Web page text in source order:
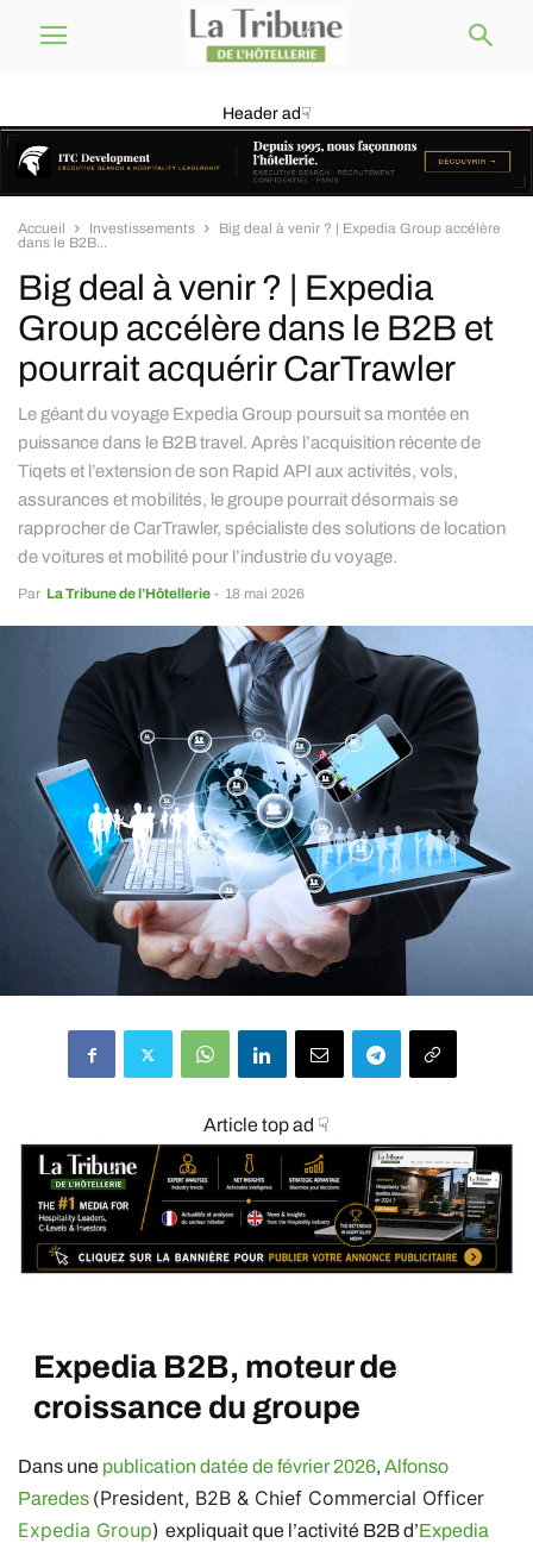
Header ad☟
Accueil Investissements
Big deal à venir ? | Expedia Group accélère
dans le B2B...
Big deal à venir ? | Expedia
Group accélère dans le B2B et
pourrait acquérir CarTrawler
Le géant du voyage Expedia Group poursuit sa montée en
puissance dans le B2B travel. Après l’acquisition récente de
Tiqets et l’extension de son Rapid API aux activités, vols,
assurances et mobilités, le groupe pourrait désormais se
rapprocher de CarTrawler, spécialiste des solutions de location
de voitures et mobilité pour l’industrie du voyage.
Par La Tribune de l’Hôtellerie - 18 mai 2026
Article top ad ☟
ExpediaB2B, moteur de
croissance du groupe
Dans une publication datée de février 2026, Alfonso
Paredes (President, B2B & Chief Commercial Officer
Expedia Group) expliquait que l’activité B2B d’Expedia